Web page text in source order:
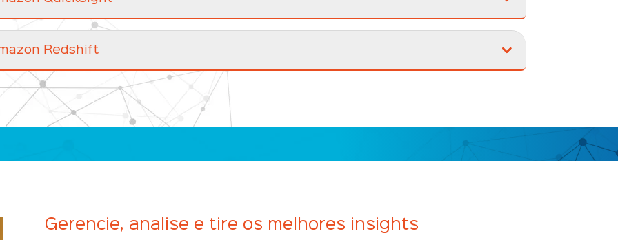
Redshift
Gerencie, analise e tire os melhores insights